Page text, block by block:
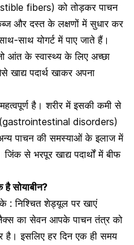
fibers) को तोड़कर पाचन
और दस्त के लक्षणों में सुधार कर
साथ योगर्ट में पाए जाते हैं।
आंत के स्वास्थ्य के लिए अच्छा
खाद्य पदार्थ खाकर अपना
है। शरीर में इसकी कमी से
(gastrointestinal disorders)
पाचन की समस्याओं के इलाज में
से भरपूर खाद्य पदार्थों में बीफ
है सोयाबीन?
: निश्चित शेड्यूल पर खाएं
का सेवन आपके पाचन तंत्र को
इसलिए हर दिन एक ही समय